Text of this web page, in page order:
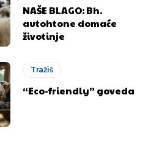
NAŠE BLAGO: Bh.
autohtone domaće
životinje
Tražiš
“Eco-friendly” goveda